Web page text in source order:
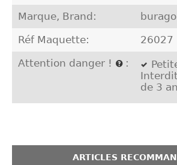
Marque, Brand: burago
Réf Maquette: 26027
Attention danger ! :
de 3
ARTICLES